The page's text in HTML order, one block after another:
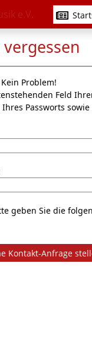
e.V.
Problem!
Feld
Ihres Passworts
geben Sie die
Kontakt-Anfrage